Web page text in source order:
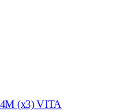
(x3) VITA